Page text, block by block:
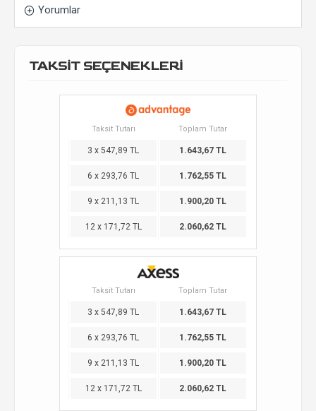
Yorumlar
TAKSİT SEÇENEKLERİ
Taksit Tutarı Toplam Tutar
3 x 547,89 TL 1.643,67 TL
6 x 293,76 TL 1.762,55 TL
9 x 211,13 TL 1.900,20 TL
12 x 171,72 TL 2.060,62 TL
Taksit Tutarı Toplam Tutar
3 x 547,89 TL 1.643,67 TL
6 x 293,76 TL 1.762,55 TL
9 x 211,13 TL 1.900,20 TL
12 x 171,72 TL 2.060,62 TL